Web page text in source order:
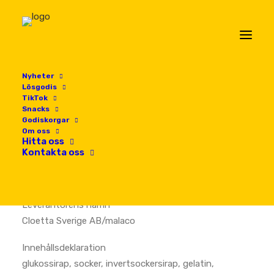
Nyheter
Lösgodis
TikTok
Snacks
Godiskorgar
Om oss
Hitta oss
Kontakta oss
Hem Lösgodis
SKUMKANTARELLER
Leverantörens namn
Cloetta Sverige AB/malaco
Innehållsdeklaration
glukossirap, socker, invertsockersirap, gelatin,